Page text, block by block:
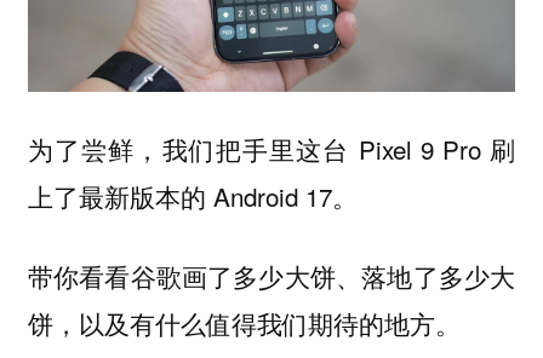
为了尝鲜，我们把手里这台 Pixel 9 Pro 刷
上了最新版本的 Android 17。
带你看看谷歌画了多少大饼、落地了多少大
饼，以及有什么值得我们期待的地方。